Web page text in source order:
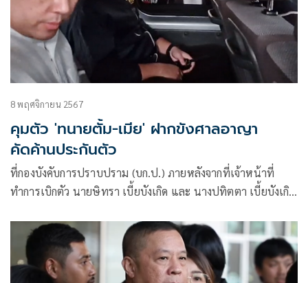
8 พฤศจิกายน 2567
คุมตัว 'ทนายตั้ม-เมีย' ฝากขังศาลอาญา
คัดค้านประกันตัว
ที่กองบังคับการปราบปราม (บก.ป.) ภายหลังจากที่เจ้าหน้าที่
ทำการเบิกตัว นายษิทรา เบี้ยบังเกิด และ นางปทิตตา เบี้ยบังเกิด
เวลา 13.30 น.พนักงานสอบสวน ได้นำตัว ทนายษิทรา พร้อม
ภรรยา ไปฝากขังที่ศาลอาญา ถนนรัชดา